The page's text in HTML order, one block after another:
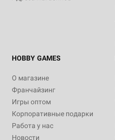
HOBBY GAMES
О магазине
Франчайзинг
Игры оптом
Корпоративные подарки
Работа у нас
Новости